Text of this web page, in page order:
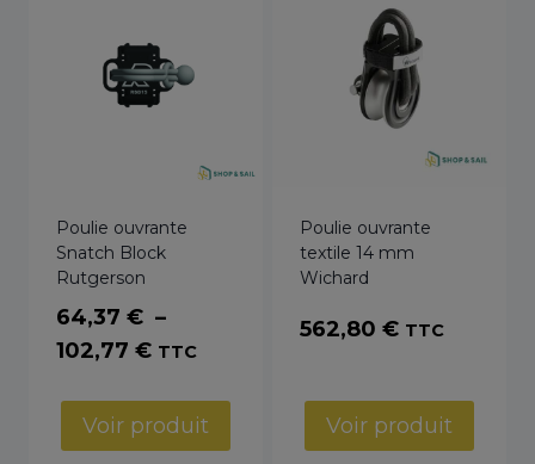
Poulie ouvrante
Snatch Block
Rutgerson
64,37 € –
102,77 €Plage
prix :
64,37 €
TTC
Voir produit
Poulie ouvrante
textile 14 mm
Wichard
562,80 € TTC
Voir produit